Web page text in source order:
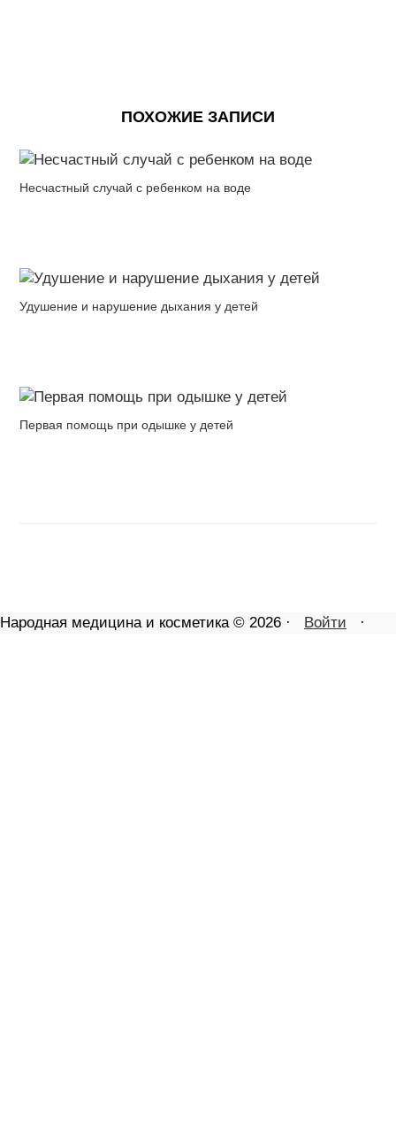
ПОХОЖИЕ ЗАПИСИ
Несчастный случай с ребенком на воде
Удушение и нарушение дыхания у детей
Первая помощь при одышке у детей
Народная медицина и косметика © 2026 · Войти ·